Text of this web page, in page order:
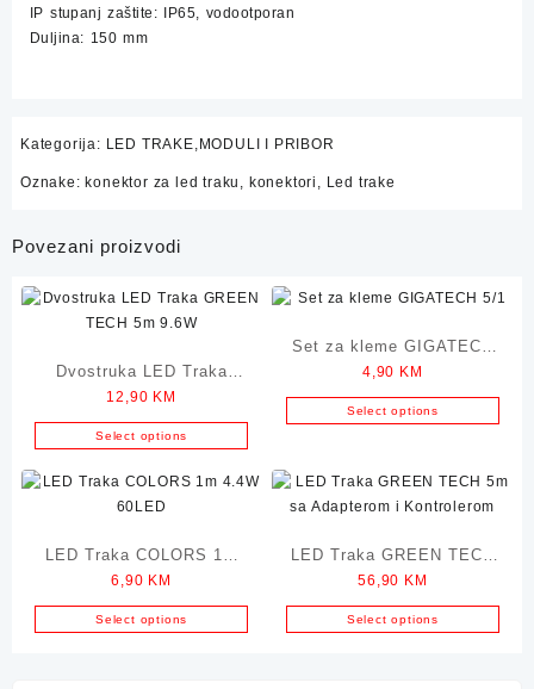
IP stupanj zaštite: IP65, vodootporan
Duljina: 150 mm
Kategorija: LED TRAKE,MODULI I PRIBOR
Oznake: konektor za led traku , konektori , Led trake
Povezani proizvodi
Dvostruka LED Traka
GREEN TECH 5m 9.6W
12,90 KM
Select options
Set za kleme GIGATECH
5/1
4,90 KM
Select options
LED Traka COLORS 1m
4.4W 60LED
6,90 KM
Select options
LED Traka GREEN TECH
5m sa Adapterom i
Kontrolerom
56,90 KM
Select options